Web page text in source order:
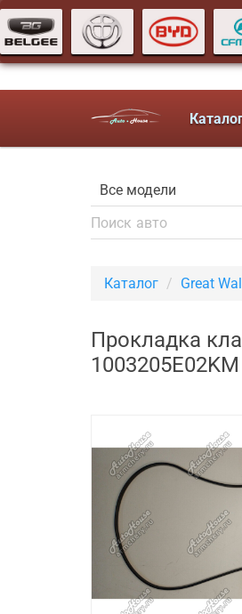
Каталог Great Wall
Прокладка
1003205E02KM